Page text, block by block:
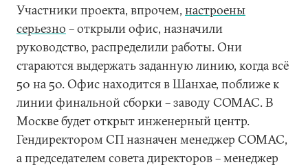
Участники проекта, впрочем, настроены
серьезно – открыли офис, назначили
руководство, распределили работы. Они
стараются выдержать заданную линию, когда всё
50 на 50. Офис находится в Шанхае, поближе к
линии финальной сборки – заводу COMAC. В
Москве будет открыт инженерный центр.
Гендиректором СП назначен менеджер COMAC,
а председателем совета директоров – менеджер